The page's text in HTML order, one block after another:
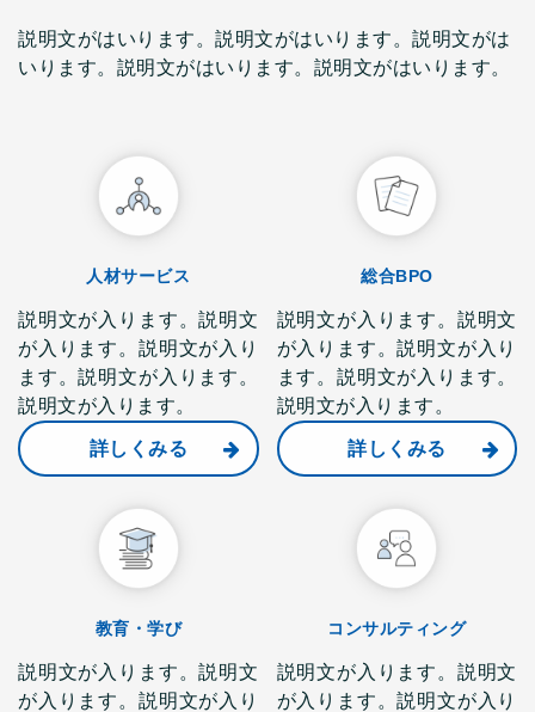
説明文がはいります。説明文がはいります。説明文がは
いります。説明文がはいります。説明文がはいります。
人材サービス
説明文が入ります。説明文
が入ります。説明文が入り
ます。説明文が入ります。
説明文が入ります。
詳しくみる
総合BPO
説明文が入ります。説明文
が入ります。説明文が入り
ます。説明文が入ります。
説明文が入ります。
詳しくみる
教育・学び
説明文が入ります。説明文
が入ります。説明文が入り
コンサルティング
説明文が入ります。説明文
が入ります。説明文が入り